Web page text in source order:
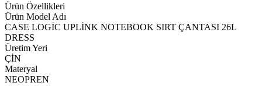
Ürün Özellikleri
Ürün Model Adı
CASE LOGİC UPLİNK NOTEBOOK SIRT ÇANTASI 26L
DRESS
Üretim Yeri
ÇİN
Materyal
NEOPREN